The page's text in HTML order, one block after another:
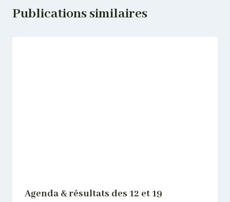
Publications similaires
Agenda & résultats des 12 et 19